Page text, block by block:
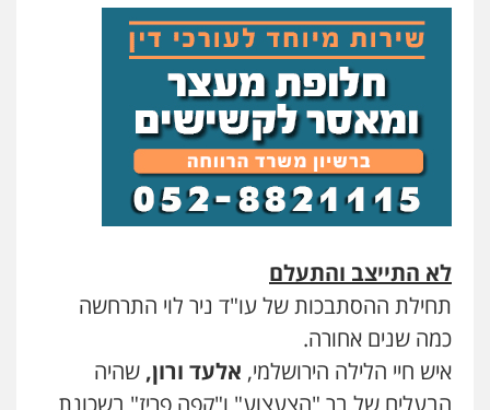
לא התייצב והתעלם
תחילת ההסתבכות של עו"ד ניר לוי התרחשה
כמה שנים אחורה.
איש חיי הלילה הירושלמי, אלעד ורון, שהיה
הבעלים של בר "הצעצוע" ו"קפה פריז" בשכונת